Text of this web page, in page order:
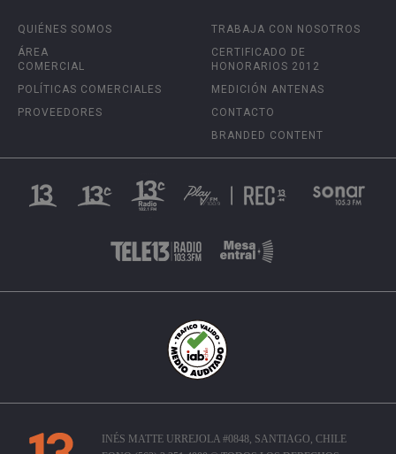
QUIÉNES SOMOS
ÁREA
COMERCIAL
POLÍTICAS COMERCIALES
PROVEEDORES
TRABAJA CON NOSOTROS
CERTIFICADO DE
HONORARIOS 2012
MEDICIÓN ANTENAS
CONTACTO
BRANDED CONTENT
INÉS MATTE URREJOLA #0848, SANTIAGO, CHILE